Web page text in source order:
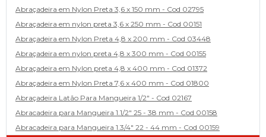
Abraçadeira em Nylon Preta 3,6 x 150 mm - Cod 02795
Abraçadeira em nylon preta 3,6 x 250 mm - Cod 00151
Abraçadeira em Nylon Preta 4,8 x 200 mm - Cod 03448
Abraçadeira em nylon preta 4,8 x 300 mm - Cod 00155
Abraçadeira em Nylon preta 4,8 x 400 mm - Cod 01372
Abraçadeira em Nylon Preta 7,6 x 400 mm - Cod 01800
Abraçadeira Latão Para Mangueira 1/2" - Cod 02167
Abracadeira para Mangueira 1.1/2" 25 - 38 mm - Cod 00158
Abracadeira para Mangueira 1.3/4" 22 - 44 mm - Cod 00159